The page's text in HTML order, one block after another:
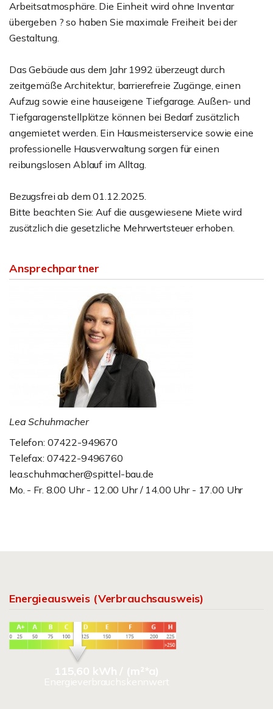
Arbeitsatmosphäre. Die Einheit wird ohne Inventar
übergeben ? so haben Sie maximale Freiheit bei der
Gestaltung.
Das Gebäude aus dem Jahr 1992 überzeugt durch
zeitgemäße Architektur, barrierefreie Zugänge, einen
Aufzug sowie eine hauseigene Tiefgarage. Außen- und
Tiefgaragenstellplätze können bei Bedarf zusätzlich
angemietet werden. Ein Hausmeisterservice sowie eine
professionelle Hausverwaltung sorgen für einen
reibungslosen Ablauf im Alltag.
Bezugsfrei ab dem 01.12.2025.
Bitte beachten Sie: Auf die ausgewiesene Miete wird
zusätzlich die gesetzliche Mehrwertsteuer erhoben.
Ansprechpartner
Lea Schuhmacher
Telefon: 07422-949670
Telefax: 07422-9496760
lea.schuhmacher@spittel-bau.de
Mo. - Fr. 8.00 Uhr - 12.00 Uhr / 14.00 Uhr - 17.00 Uhr
Energieausweis (Verbrauchsausweis)
115,60 kWh / (m²*a)
Energieverbrauchskennwert